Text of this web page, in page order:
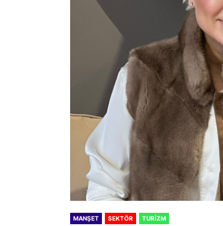
MANŞET SEKTÖR TURIZM